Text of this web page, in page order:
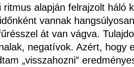
alapján felrajzolt háló
vannak
át van vágva.
negatívok. Azért, hogy
„visszahozni”